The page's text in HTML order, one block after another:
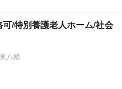
可/特別養護老人ホーム/社会
八幡